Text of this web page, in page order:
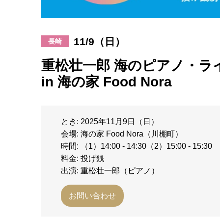
長崎 11/9（日）
重松壮一郎 海のピアノ・ラ
in 海の家 Food Nora
とき: 2025年11月9日（日）
会場: 海の家 Food Nora（川棚町）
時間: （1）14:00 - 14:30（2）15:00 - 15:30
料金: 投げ銭
出演: 重松壮一郎（ピアノ）
お問い合わせ